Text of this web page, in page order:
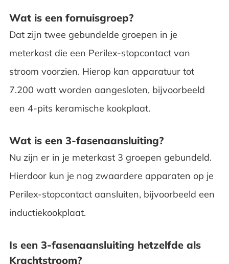
Wat is een fornuisgroep?
Dat zijn twee gebundelde groepen in je
meterkast die een Perilex-stopcontact van
stroom voorzien. Hierop kan apparatuur tot
7.200 watt worden aangesloten, bijvoorbeeld
een 4-pits keramische kookplaat.
Wat is een 3-fasenaansluiting?
Nu zijn er in je meterkast 3 groepen gebundeld.
Hierdoor kun je nog zwaardere apparaten op je
Perilex-stopcontact aansluiten, bijvoorbeeld een
inductiekookplaat.
Is een 3-fasenaansluiting hetzelfde als
Krachtstroom?